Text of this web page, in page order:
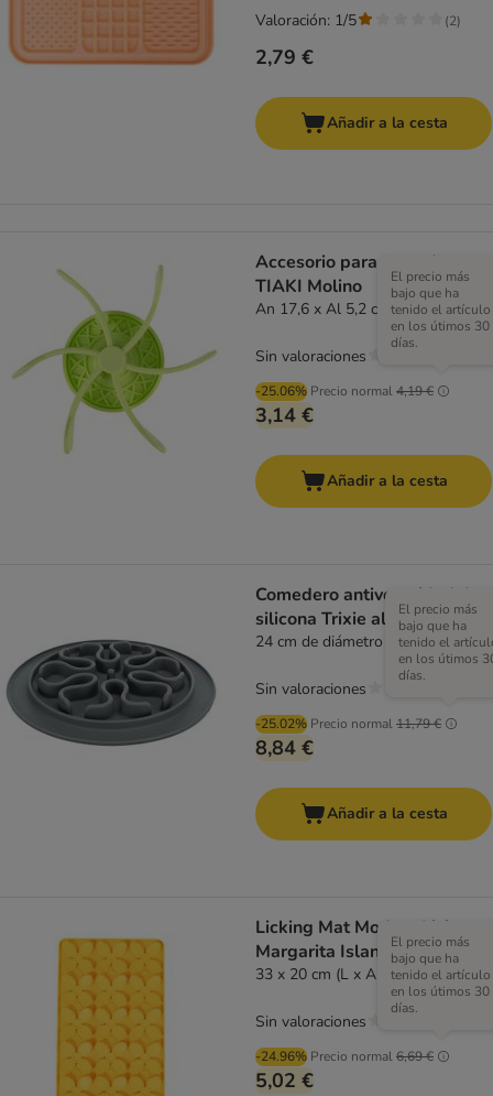
2,79 €
Valoración: 1/5 (2)
Añadir a la cesta
Accesorio para comederos
TIAKI Molino
An 17,6 x Al 5,2 cm
-25.06% Precio normal4,19 €
El precio más
bajo que ha
tenido el artículo
en los útimos 30
días.
3,14 €
Sin valoraciones
Añadir a la cesta
Comedero antivoracidad de
silicona Trixie alfombrilla
24 cm de diámetro
-25.02% Precio normal11,79 €
El precio más
bajo que ha
tenido el
en los útimos
días.
8,84 €
Sin valoraciones
Añadir a la cesta
Licking Mat Modern Living
Margarita Island
33 x 20 cm (L x An)
-24.96% Precio normal6,69 €
El precio más
bajo que ha
tenido el artículo
en los útimos 30
días.
5,02 €
Sin valoraciones